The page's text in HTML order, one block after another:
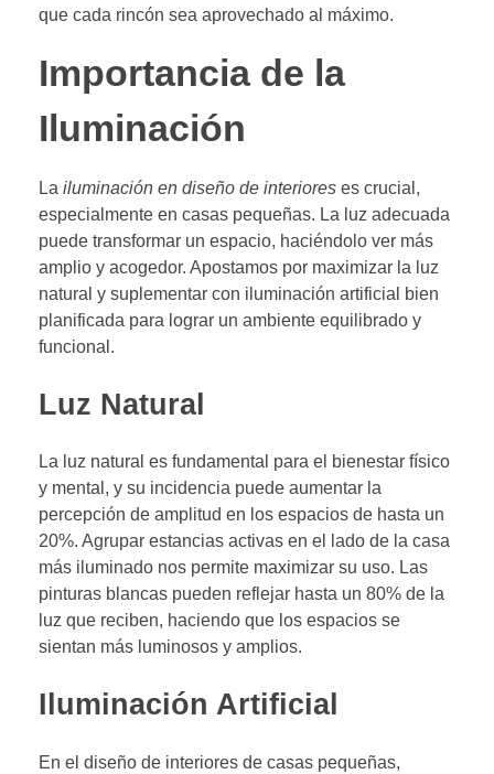
que cada rincón sea aprovechado al máximo.
Importancia de la
Iluminación
La iluminación en diseño de interiores es crucial,
especialmente en casas pequeñas. La luz adecuada
puede transformar un espacio, haciéndolo ver más
amplio y acogedor. Apostamos por maximizar la luz
natural y suplementar con iluminación artificial bien
planificada para lograr un ambiente equilibrado y
funcional.
Luz Natural
La luz natural es fundamental para el bienestar físico
y mental, y su incidencia puede aumentar la
percepción de amplitud en los espacios de hasta un
20%. Agrupar estancias activas en el lado de la casa
más iluminado nos permite maximizar su uso. Las
pinturas blancas pueden reflejar hasta un 80% de la
luz que reciben, haciendo que los espacios se
sientan más luminosos y amplios.
Iluminación Artificial
En el diseño de interiores de casas pequeñas,